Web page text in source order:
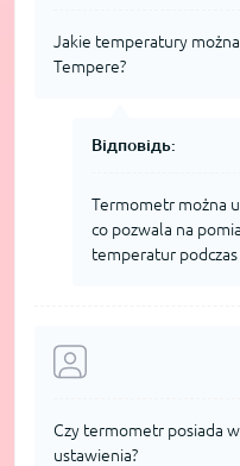
Jakie temperatury
Tempere?
Відповідь:
Termometr można
co pozwala na
temperatur podczas
Czy termometr posiada
ustawienia?